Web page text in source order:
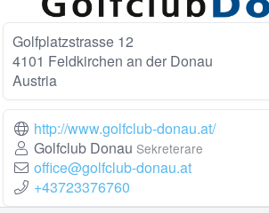
Golfplatzstrasse 12
4101 Feldkirchen an der Donau
Austria
http://www.golfclub-donau.at/
Golfclub Donau Sekreterare
office@golfclub-donau.at
+43723376760